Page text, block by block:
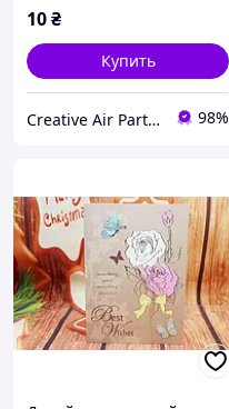
10₴
Купить
Creative Air Party - КРЕАТИВНА ПОВІТРЯНА ВЕЧІРКА 98%